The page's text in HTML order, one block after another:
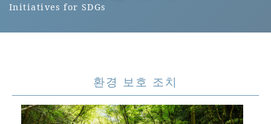
Initiatives for SDGs
환경 보호 조치